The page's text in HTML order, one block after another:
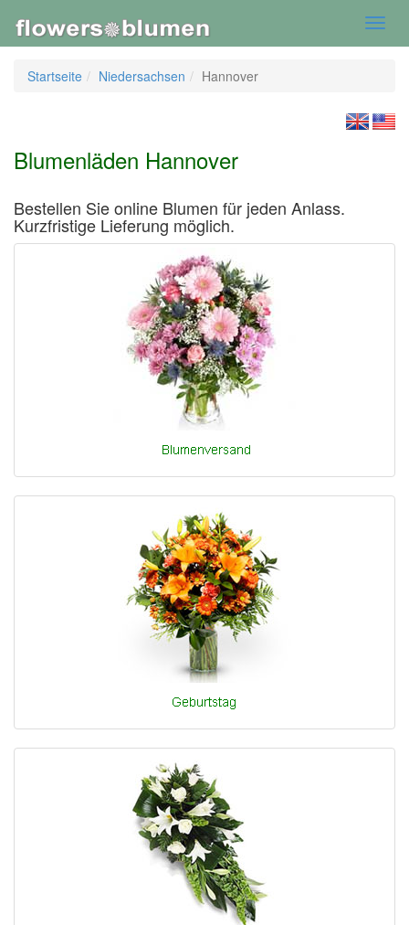
Startseite
Niedersachsen Hannover
Blumenläden Hannover
Bestellen Sie online Blumen für jeden Anlass.
Kurzfristige Lieferung möglich.